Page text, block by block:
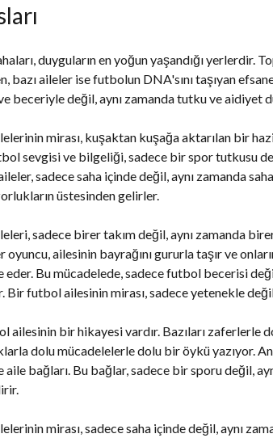
duyguların en yoğun yaşandığı yerlerdir.
bazı aileler ise futbolun DNA'sını taşıyan
beceriyle değil, aynı zamanda tutku ve aidiyet
mirası, kuşaktan kuşağa aktarılan bir
sevgisi ve bilgeliği, sadece bir spor tutkusu
sadece saha içinde değil, aynı zamanda
üstesinden gelirler.
sadece birer takım değil, aynı zamanda
oyuncu, ailesinin bayrağını gururla taşır ve
eder. Bu mücadelede, sadece futbol becerisi
Bir futbol ailesinin mirası, sadece yetenekle
ailesinin bir hikayesi vardır. Bazıları zaferlerle
dolu mücadelelerle dolu bir öykü yazıyor.
aile bağları. Bu bağlar, sadece bir sporu değil,
mirası, sadece saha içinde değil, aynı